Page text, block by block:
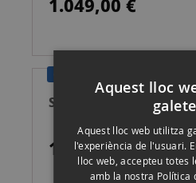
1.049,00 €
SAMYANG XEEN 85/1.5
1.329,00 €
Aquest lloc
Aquest lloc web utilitza
l'experiència de l'usuari.
lloc web, accepteu totes
amb la nostra Política